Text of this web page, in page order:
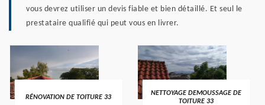
vous devrez utiliser un devis fiable et bien détaillé. Et seul le
prestataire qualifié qui peut vous en livrer.
RÉNOVATION DE TOITURE 33
NETTOYAGE DEMOUSSAGE DE
TOITURE 33